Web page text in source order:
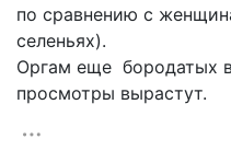
по сравнению с
селеньях).
Оргам еще бородатых
просмотры вырастут.